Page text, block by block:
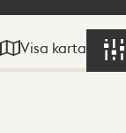
Visa karta